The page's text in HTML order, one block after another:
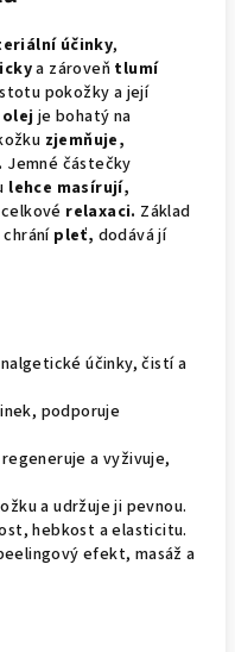
účinky,
a zároveň tlumí
pokožky a její
je bohatý na
zjemňuje,
Jemné částečky
lehce masírují,
relaxaci. Základ
chrání pleť, dodává jí
účinky, čistí a
podporuje
a vyživuje,
a udržuje ji pevnou.
hebkost a elasticitu.
efekt, masáž a